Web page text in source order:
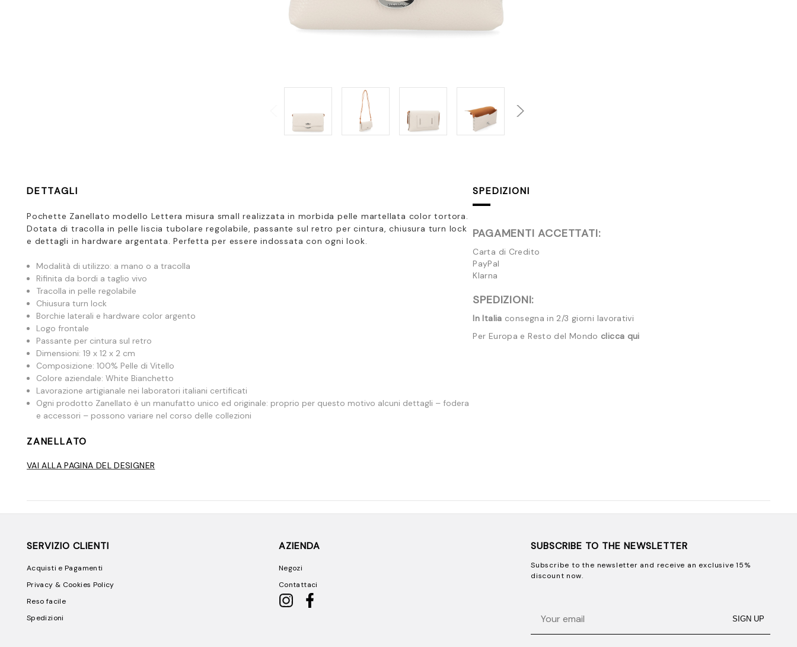
DETTAGLI
Pochette Zanellato modello Lettera misura small realizzata in morbida pelle martellata color tortora.
Dotata di tracolla in pelle liscia tubolare regolabile, passante sul retro per cintura, chiusura turn lock
e dettagli in hardware argentata. Perfetta per essere indossata con ogni look.
Modalità di utilizzo: a mano o a tracolla
Rifinita da bordi a taglio vivo
Tracolla in pelle regolabile
Chiusura turn lock
Borchie laterali e hardware color argento
Logo frontale
Passante per cintura sul retro
Dimensioni: 19 x 12 x 2 cm
Composizione: 100% Pelle di Vitello
Colore aziendale: White Bianchetto
Lavorazione artigianale nei laboratori italiani certificati
Ogni prodotto Zanellato è un manufatto unico ed originale: proprio per questo motivo alcuni dettagli – fodera
e accessori – possono variare nel corso delle collezioni
SPEDIZIONI
PAGAMENTI ACCETTATI:
Carta di Credito
PayPal
Klarna
SPEDIZIONI:
In Italia consegna in 2/3 giorni lavorativi
Per Europa e Resto del Mondo clicca qui
ZANELLATO
VAI ALLA PAGINA DEL DESIGNER
SERVIZIO CLIENTI
Acquisti e Pagamenti
Privacy & Cookies Policy
Reso facile
Spedizioni
AZIENDA
Negozi
Contattaci
SUBSCRIBE TO THE NEWSLETTER
Subscribe to the newsletter and receive an exclusive 15%
discount now.
SIGN UP